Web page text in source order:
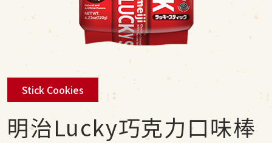
Stick Cookies
明治Lucky巧克力口味棒